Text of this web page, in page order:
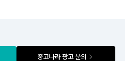
중고나라 광고 문의